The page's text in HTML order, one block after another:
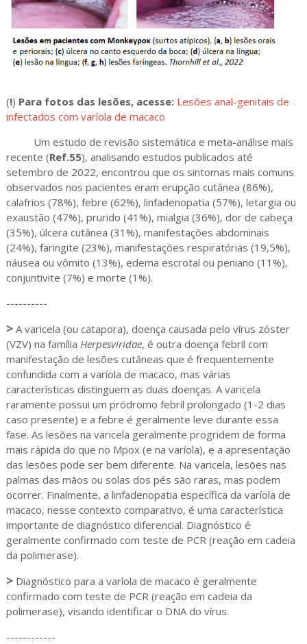
(!) Para fotos das lesões, acesse: Lesões anal-genitais de
infectados com varíola de macaco
Um estudo de revisão sistemática e meta-análise mais
recente (Ref.55), analisando estudos publicados até
setembro de 2022, encontrou que os sintomas mais comuns
observados nos pacientes eram erupção cutânea (86%),
calafrios (78%), febre (62%), linfadenopatia (57%), letargia ou
exaustão (47%), prurido (41%), mialgia (36%), dor de cabeça
(35%), úlcera cutânea (31%), manifestações abdominais
(24%), faringite (23%), manifestações respiratórias (19,5%),
náusea ou vômito (13%), edema escrotal ou peniano (11%),
conjuntivite (7%) e morte (1%).
----------
>A varicela (ou catapora), doença causada pelo vírus zóster
(VZV) na família Herpesviridae, é outra doença febril com
manifestação de lesões cutâneas que é frequentemente
confundida com a varíola de macaco, mas várias
características distinguem as duas doenças. A varicela
raramente possui um pródromo febril prolongado (1-2 dias
caso presente) e a febre é geralmente leve durante essa
fase. As lesões na varicela geralmente progridem de forma
mais rápida do que no Mpox (e na varíola), e a apresentação
das lesões pode ser bem diferente. Na varicela, lesões nas
palmas das mãos ou solas dos pés são raras, mas podem
ocorrer. Finalmente, a linfadenopatia específica da varíola de
macaco, nesse contexto comparativo, é uma característica
importante de diagnóstico diferencial. Diagnóstico é
geralmente confirmado com teste de PCR (reação em cadeia
da polimerase).
>Diagnóstico para a varíola de macaco é geralmente
confirmado com teste de PCR (reação em cadeia da
polimerase), visando identificar o DNA do vírus.
------------